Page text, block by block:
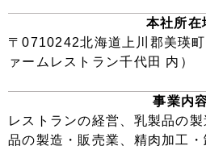
本社所在
〒0710242北海道上川郡美瑛
ァームレストラン千代田 内）
事業内
レストランの経営、乳製品の
品の製造・販売業、精肉加工